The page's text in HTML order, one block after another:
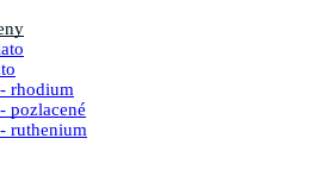
rhodium
pozlacené
ruthenium